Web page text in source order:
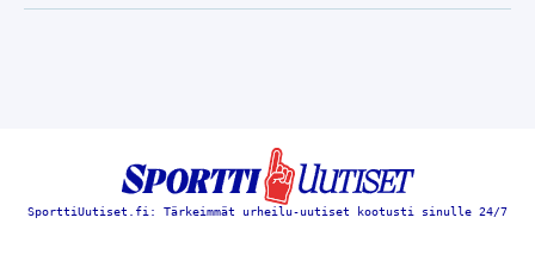
SporttiUutiset.fi: Tärkeimmät urheilu-uutiset kootusti sinulle 24/7